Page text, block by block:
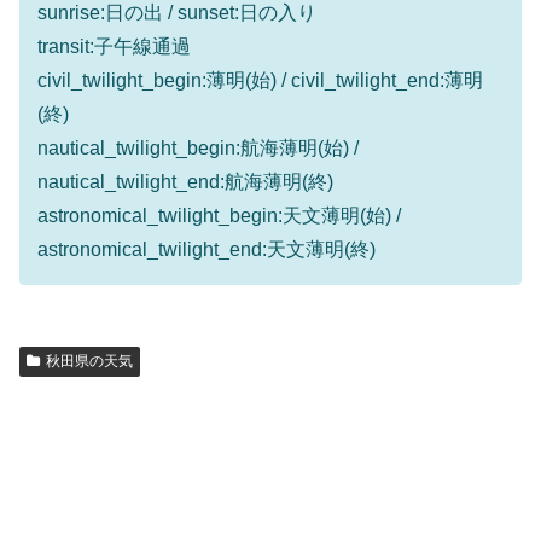
sunrise:日の出 / sunset:日の入り
transit:子午線通過
civil_twilight_begin:薄明(始) / civil_twilight_end:薄明
(終)
nautical_twilight_begin:航海薄明(始) /
nautical_twilight_end:航海薄明(終)
astronomical_twilight_begin:天文薄明(始) /
astronomical_twilight_end:天文薄明(終)
秋田県の天気